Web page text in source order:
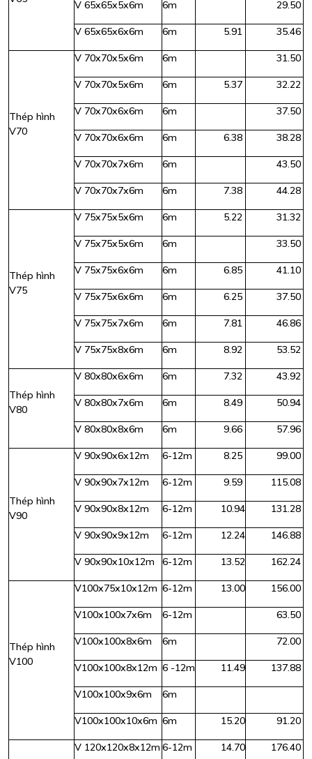
V 65x65x5x6m 6m 29.50
V 65x65x6x6m 6m 5.91 35.46
Thép hình
V70
V 70x70x5x6m 6m 31.50
V 70x70x5x6m 6m 5.37 32.22
V 70x70x6x6m 6m 37.50
V 70x70x6x6m 6m 6.38 38.28
V 70x70x7x6m 6m 43.50
V 70x70x7x6m 6m 7.38 44.28
Thép hình
V75
V 75x75x5x6m 6m 5.22 31.32
V 75x75x5x6m 6m 33.50
V 75x75x6x6m 6m 6.85 41.10
V 75x75x6x6m 6m 6.25 37.50
V 75x75x7x6m 6m 7.81 46.86
V 75x75x8x6m 6m 8.92 53.52
Thép hình
V80
V 80x80x6x6m 6m 7.32 43.92
V 80x80x7x6m 6m 8.49 50.94
V 80x80x8x6m 6m 9.66 57.96
Thép hình
V90
V 90x90x6x12m 6-12m 8.25 99.00
V 90x90x7x12m 6-12m 9.59 115.08
V 90x90x8x12m 6-12m 10.94 131.28
V 90x90x9x12m 6-12m 12.24 146.88
V 90x90x10x12m 6-12m 13.52 162.24
Thép hình
V100
V100x75x10x12m 6-12m 13.00 156.00
V100x100x7x6m 6-12m 63.50
V100x100x8x6m 6m 72.00
V100x100x8x12m 6 -12m 11.49 137.88
V100x100x9x6m 6m
V100x100x10x6m 6m 15.20 91.20
V 120x120x8x12m 6-12m 14.70 176.40